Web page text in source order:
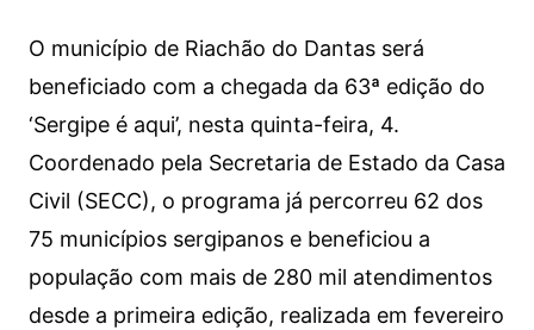
O município de Riachão do Dantas será
beneficiado com a chegada da 63ª edição do
‘Sergipe é aqui’, nesta quinta-feira, 4.
Coordenado pela Secretaria de Estado da Casa
Civil (SECC), o programa já percorreu 62 dos
75 municípios sergipanos e beneficiou a
população com mais de 280 mil atendimentos
desde a primeira edição, realizada em fevereiro